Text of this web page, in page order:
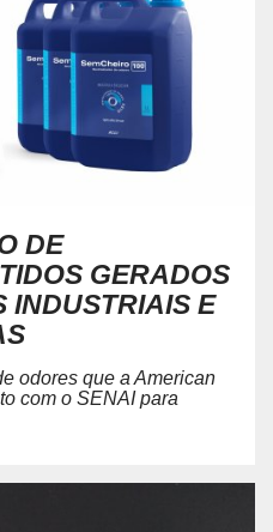
DE
GERADOS
INDUSTRIAIS E
odores que a American
com o SENAI para